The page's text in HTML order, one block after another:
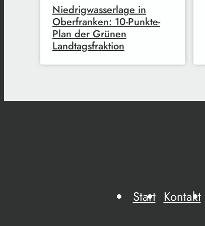
Niedrigwasserlage in
Oberfranken: 10-Punkte-
Plan der Grünen
Landtagsfraktion
Start Kontakt